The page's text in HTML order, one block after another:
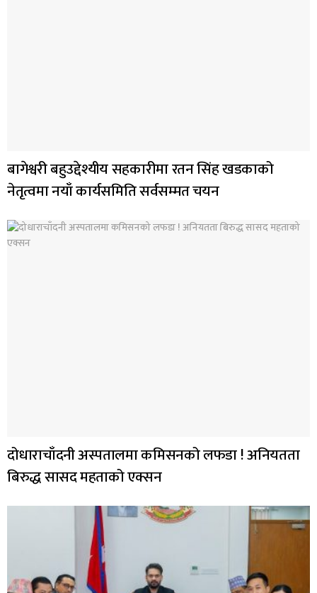
बागेश्वरी बहुउद्देश्यीय सहकारीमा रतन सिंह खडकाको
नेतृत्वमा नयाँ कार्यसमिति सर्वसम्मत चयन
दोधाराचाँदनी अस्पतालमा कमिसनको लफडा ! अनियतता
बिरुद्ध सासद महताको एक्सन